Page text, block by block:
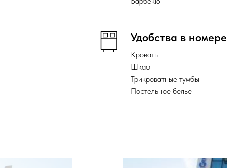
Удобства в номере
Кровать
Шкаф
Трикроватные тумбы
Постельное белье